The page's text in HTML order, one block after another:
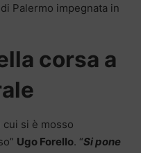
Palermo impegnata in
corsa a
si è mosso
Ugo Forello. “Si pone